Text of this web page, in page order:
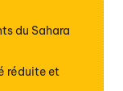
du Sahara
réduite et